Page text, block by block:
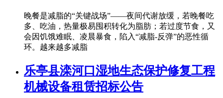
晚餐是减脂的“关键战场”——夜间代谢放缓，若晚餐吃
多、吃油，热量极易囤积转化为脂肪；若过度节食，又
会因饥饿难眠、凌晨暴食，陷入“减脂-反弹”的恶性循
环。越来越多减脂
乐亭县滦河口湿地生态保护修复工程
机械设备租赁招标公告